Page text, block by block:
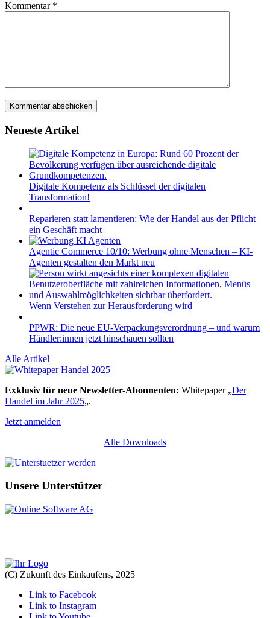
Kommentar *
Neueste Artikel
Digitale Kompetenz als Schlüssel der digitalen
Transformation!
Reparieren statt lamentieren: Wie der Handel aus der Pflicht
ein Geschäft macht
Agentic Commerce 10/10: Werbung ohne Menschen – KI-
Agenten gestalten den Markt neu
Wenn Verstehen zur Herausforderung wird
PPWR: Die neue EU-Verpackungsverordnung – und warum
Händler:innen jetzt hinschauen sollten
Alle Artikel
Exklusiv für neue Newsletter-Abonnenten: Whitepaper „Der
Handel im Jahr 2025„.
Jetzt anmelden
Alle Downloads
Unsere Unterstützer
(C) Zukunft des Einkaufens, 2025
Link to Facebook
Link to Instagram